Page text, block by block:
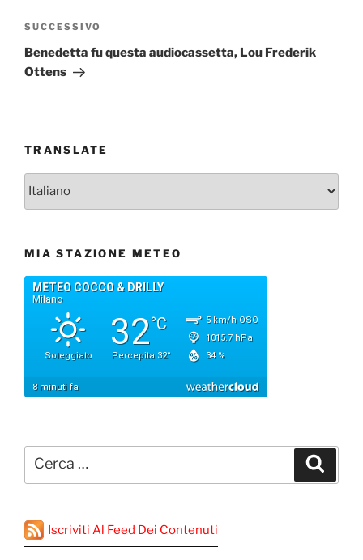
Articolo
successivo
SUCCESSIVO
Benedetta fu questa audiocassetta, Lou Frederik
Ottens
TRANSLATE
MIA STAZIONE METEO
Cerca:
Iscriviti Al Feed Dei Contenuti